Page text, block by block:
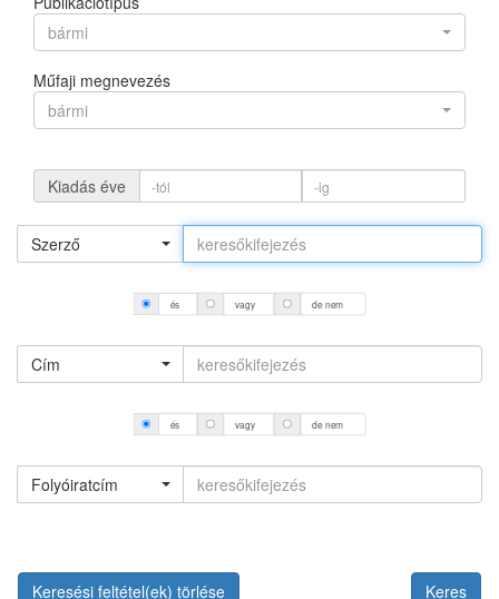
bármi
Műfaji megnevezés
bármi
Kiadás éve
Szerző
és vagy de nem
Cím
és vagy de nem
Folyóiratcím
Keresési feltétel(ek) törlése